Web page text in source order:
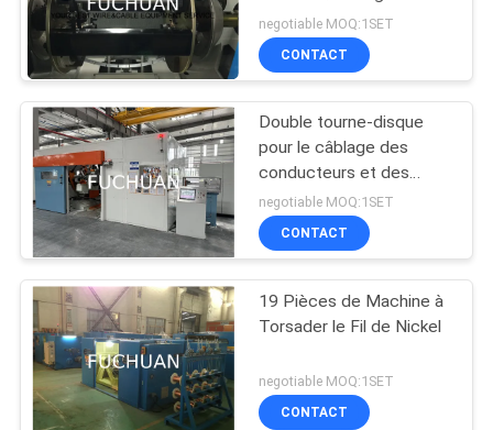
cuivre nus
negotiable MOQ:1SET
CONTACT
Double tourne-disque
pour le câblage des
conducteurs et des
noyaux de câbles
negotiable MOQ:1SET
CONTACT
19 Pièces de Machine à
Torsader le Fil de Nickel
negotiable MOQ:1SET
CONTACT